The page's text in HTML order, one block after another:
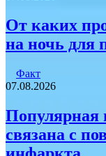
От каких
на ночь для
Факт
07.08.2026
Популярная
связана с